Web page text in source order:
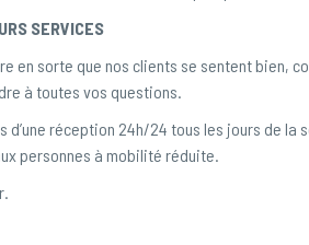
SERVICES
en sorte que nos clients se sentent bien,
à toutes vos questions.
réception 24h/24 tous les jours de la
personnes à mobilité réduite.